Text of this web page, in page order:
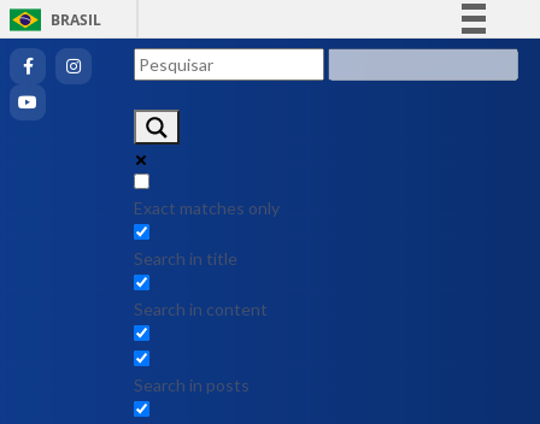
BRASIL
Exact matches only
Search in title
Search in content
Search in posts